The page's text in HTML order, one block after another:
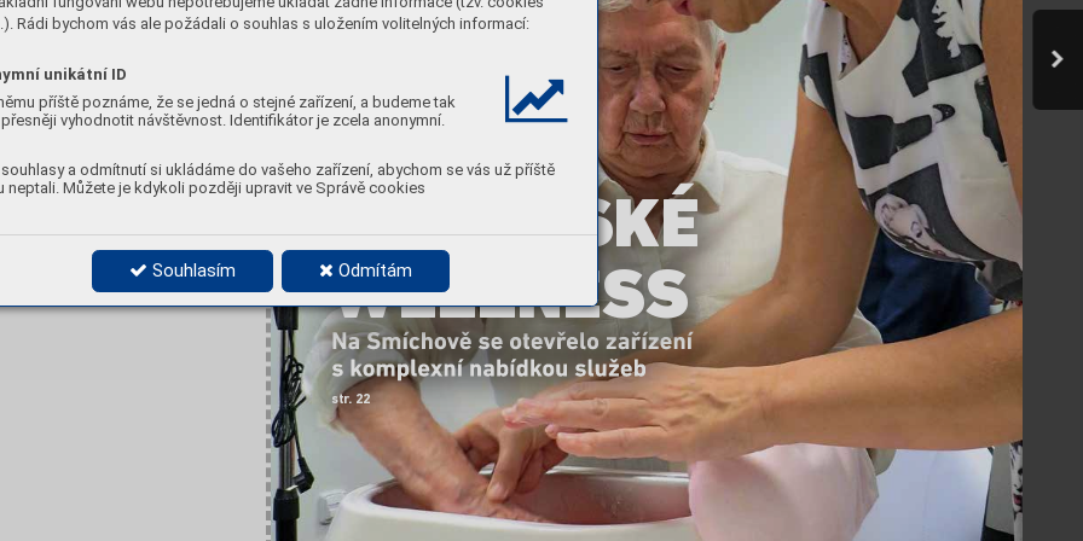
Rádi bychom vás ale požádali o souhlas s uložením volitelných informací:
unikátní ID
příště poznáme, že se jedná o stejné zařízení, a budeme tak
vyhodnotit návštěvnost. Identifikátor je zcela anonymní.
a odmítnutí si ukládáme do vašeho zařízení, abychom se vás už příště
neptali. Můžete je kdykoli později upravit ve Správě cookies
Souhlasím Odmítám
Na Smíchově se otevřelo zařízení
s komplexní nabídkou služeb
str. 22
SENIORSKÉ
WELLNESS